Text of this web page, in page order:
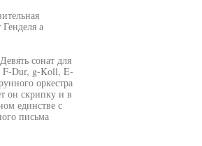
а
сонат для
F-Dur, g-Koll, E-
оркестра
он скрипку и в
единстве с
письма